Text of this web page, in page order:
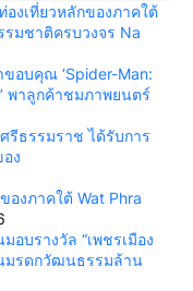
องเที่ยวหลักของภาคใต้
มชาติครบวงจร Na
อบคุณ ‘Spider-Man:
พาลูกค้าชมภาพยนตร์
รีธรรมราช ได้รับการ
ง
งภาคใต้ Wat Phra
บรางวัล “เพชรเมือง
มรดกวัฒนธรรมล้าน